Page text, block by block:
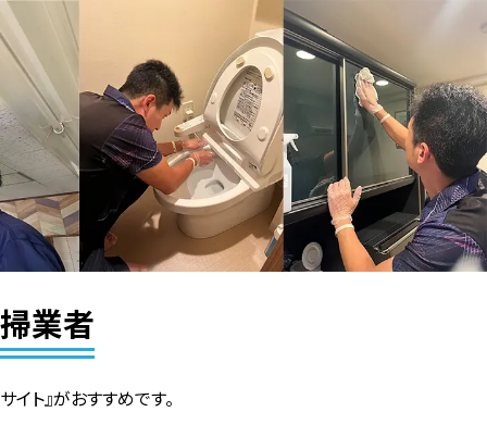
業者
ト』がおすすめです。